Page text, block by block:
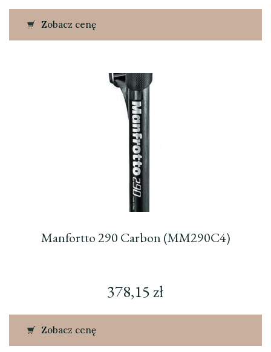
Zobacz cenę
Manfortto 290 Carbon (MM290C4)
378,15zł
Zobacz cenę